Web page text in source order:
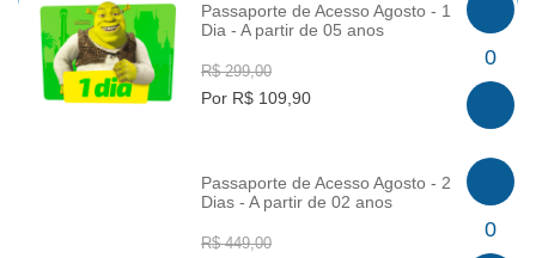
INFO
Passaporte de Acesso Agosto - 1
Dia - A partir de 05 anos
R$ 299,00
Por R$ 109,90
0
Passaporte de Acesso Agosto - 2
Dias - A partir de 02 anos
R$ 449,00
0